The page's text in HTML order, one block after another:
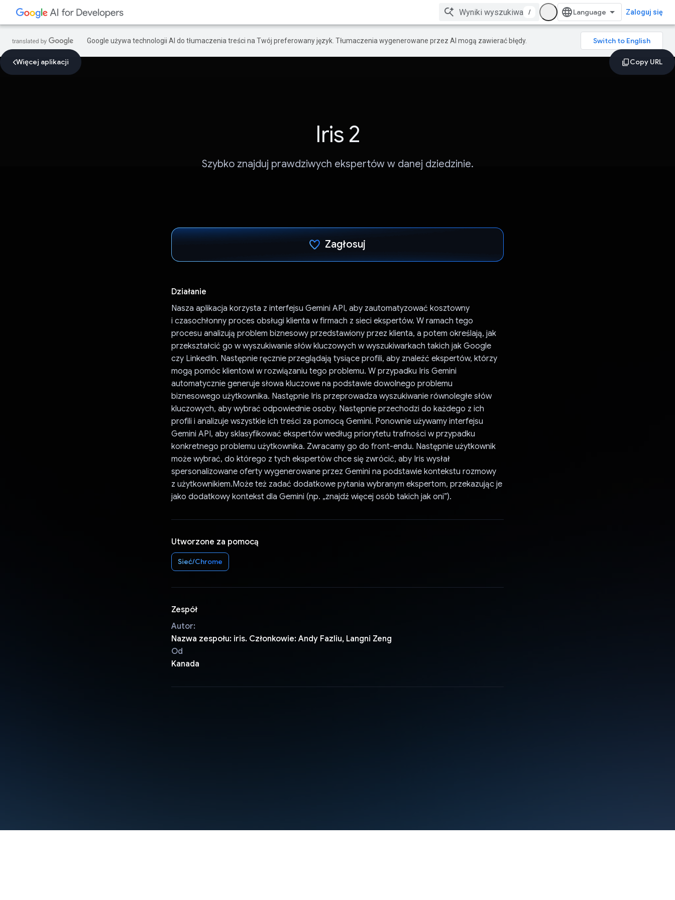
/ Zaloguj się
Google używa technologii AI do tłumaczenia treści na Twój preferowany język. Tłumaczenia wygenerowane przez AI mogą zawierać błędy.
Więcej aplikacji
Iris 2
Szybko znajduj prawdziwych ekspertów w danej dziedzinie.
Zagłosuj
Działanie
Nasza aplikacja korzysta z interfejsu Gemini API, aby zautomatyzować kosztowny
i czasochłonny proces obsługi klienta w firmach z sieci ekspertów. W ramach tego
procesu analizują problem biznesowy przedstawiony przez klienta, a potem określają, jak
przekształcić go w wyszukiwanie słów kluczowych w wyszukiwarkach takich jak Google
czy LinkedIn. Następnie ręcznie przeglądają tysiące profili, aby znaleźć ekspertów, którzy
mogą pomóc klientowi w rozwiązaniu tego problemu. W przypadku Iris Gemini
automatycznie generuje słowa kluczowe na podstawie dowolnego problemu
biznesowego użytkownika. Następnie Iris przeprowadza wyszukiwanie równoległe słów
kluczowych, aby wybrać odpowiednie osoby. Następnie przechodzi do każdego z ich
profili i analizuje wszystkie ich treści za pomocą Gemini. Ponownie używamy interfejsu
Gemini API, aby sklasyfikować ekspertów według priorytetu trafności w przypadku
konkretnego problemu użytkownika. Zwracamy go do front-endu. Następnie użytkownik
może wybrać, do którego z tych ekspertów chce się zwrócić, aby Iris wysłał
spersonalizowane oferty wygenerowane przez Gemini na podstawie kontekstu rozmowy
z użytkownikiem.Może też zadać dodatkowe pytania wybranym ekspertom, przekazując je
jako dodatkowy kontekst dla Gemini (np. „znajdź więcej osób takich jak oni”).
Utworzone za pomocą
Sieć/Chrome
Zespół
Autor:
Nazwa zespołu: iris. Członkowie: Andy Fazliu, Langni Zeng
Od
Kanada